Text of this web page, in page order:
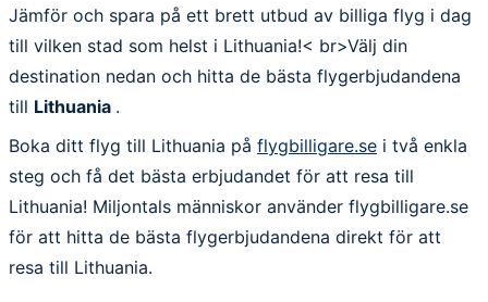
Jämför och spara på ett brett utbud av billiga flyg i dag
till vilken stad som helst i Lithuania!< br>Välj din
destination nedan och hitta de bästa flygerbjudandena
till Lithuania .
Boka ditt flyg till Lithuania på flygbilligare.se i två enkla
steg och få det bästa erbjudandet för att resa till
Lithuania! Miljontals människor använder flygbilligare.se
för att hitta de bästa flygerbjudandena direkt för att
resa till Lithuania.